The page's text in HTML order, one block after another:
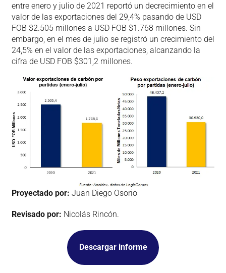
entre enero y julio de 2021 reportó un decrecimiento en el
valor de las exportaciones del 29,4% pasando de USD
FOB $2.505 millones a USD FOB $1.768 millones. Sin
embargo, en el mes de julio se registró un crecimiento del
24,5% en el valor de las exportaciones, alcanzando la
cifra de USD FOB $301,2 millones.
Proyectado por: Juan Diego Osorio
Revisado por: Nicolás Rincón.
Descargar informe